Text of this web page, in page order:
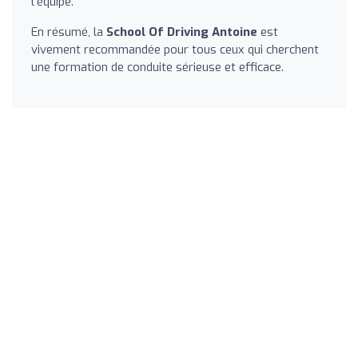
En résumé, la School Of Driving Antoine est
vivement recommandée pour tous ceux qui cherchent
une formation de conduite sérieuse et efficace.